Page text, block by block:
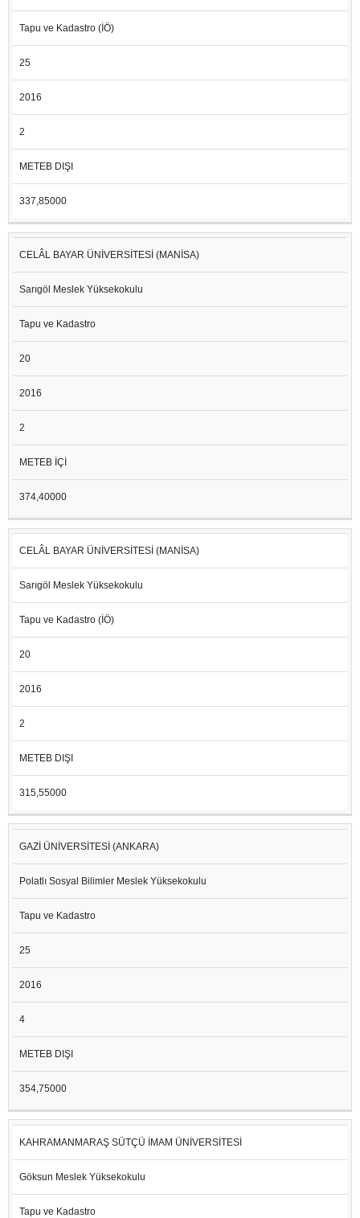
Tapu ve Kadastro (İÖ)
25
2016
2
METEB DIŞI
337,85000
CELÂL BAYAR ÜNİVERSİTESİ (MANİSA)
Sarıgöl Meslek Yüksekokulu
Tapu ve Kadastro
20
2016
2
METEB İÇİ
374,40000
CELÂL BAYAR ÜNİVERSİTESİ (MANİSA)
Sarıgöl Meslek Yüksekokulu
Tapu ve Kadastro (İÖ)
20
2016
2
METEB DIŞI
315,55000
GAZİ ÜNİVERSİTESİ (ANKARA)
Polatlı Sosyal Bilimler Meslek Yüksekokulu
Tapu ve Kadastro
25
2016
4
METEB DIŞI
354,75000
KAHRAMANMARAŞ SÜTÇÜ İMAM ÜNİVERSİTESİ
Göksun Meslek Yüksekokulu
Tapu ve Kadastro